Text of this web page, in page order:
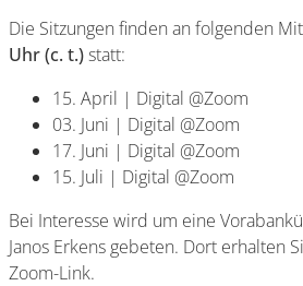
Die Sitzungen finden an folgenden
Uhr (c. t.)statt:
15. April | Digital @Zoom
03. Juni | Digital @Zoom
17. Juni | Digital @Zoom
15. Juli | Digital @Zoom
Bei Interesse wird um eine
Janos Erkens gebeten. Dort erhalten
Zoom-Link.